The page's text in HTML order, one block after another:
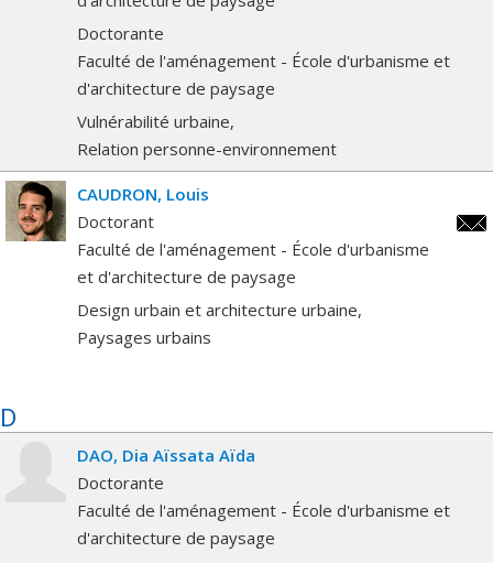
Doctorante
Faculté de l'aménagement - École d'urbanisme et
d'architecture de paysage
Vulnérabilité urbaine
Relation personne-environnement
CAUDRON Louis
Doctorant
Faculté de l'aménagement - École d'urbanisme
et d'architecture de paysage
Design urbain et architecture urbaine
Paysages urbains
D
DAO Dia Aïssata Aïda
Doctorante
Faculté de l'aménagement - École d'urbanisme et
d'architecture de paysage